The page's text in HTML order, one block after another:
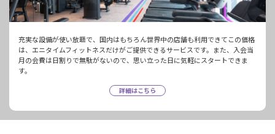
充実な設備が使い放題で、国内はもちろん世界中の店舗も利用できてこの価格
は、エニタイムフィットネスだけがご提供できるサービスです。また、入会当
月の会費は日割りで無駄がないので、思い立った日に気軽にスタートできま
す。
詳細はこちら